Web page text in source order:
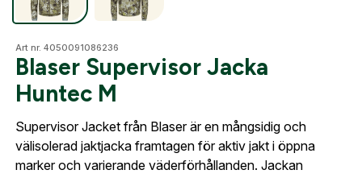
Mer
Kontakta oss
Art nr. 4050091086236
Blaser Supervisor Jacka
Huntec M
Supervisor Jacket från Blaser är en mångsidig och
välisolerad jaktjacka framtagen för aktiv jakt i öppna
marker och varierande väderförhållanden. Jackan
Skapa konto